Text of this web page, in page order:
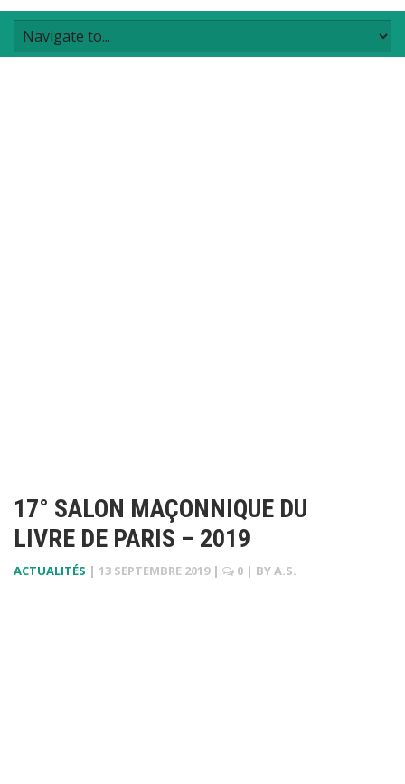
17° SALON MAÇONNIQUE DU
LIVRE DE PARIS – 2019
ACTUALITÉS | 13 SEPTEMBRE 2019 | 0 | BYA.S.